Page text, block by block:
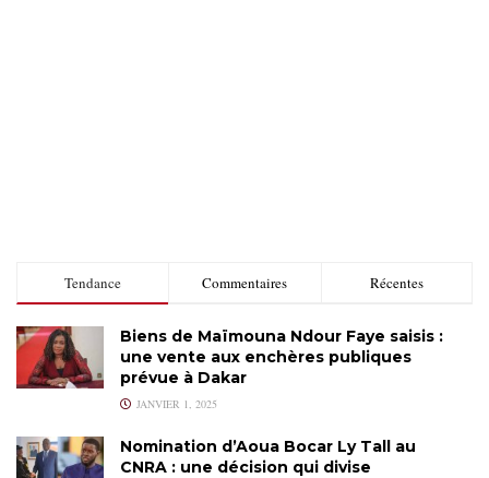
Tendance Commentaires Récentes
Biens de Maïmouna Ndour Faye saisis :
une vente aux enchères publiques
prévue à Dakar
JANVIER 1, 2025
Nomination d’Aoua Bocar Ly Tall au
CNRA : une décision qui divise